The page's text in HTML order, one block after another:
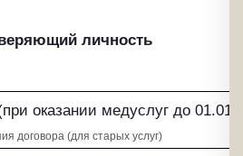
личность
оказании медуслуг до
договора (для старых услуг)